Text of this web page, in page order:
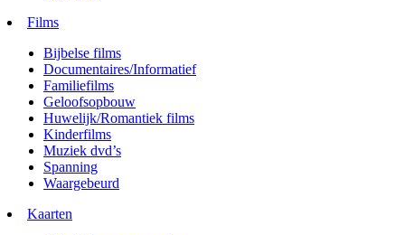
Films
Bijbelse films
Documentaires/Informatief
Familiefilms
Geloofsopbouw
Huwelijk/Romantiek films
Kinderfilms
Muziek dvd’s
Spanning
Waargebeurd
Kaarten